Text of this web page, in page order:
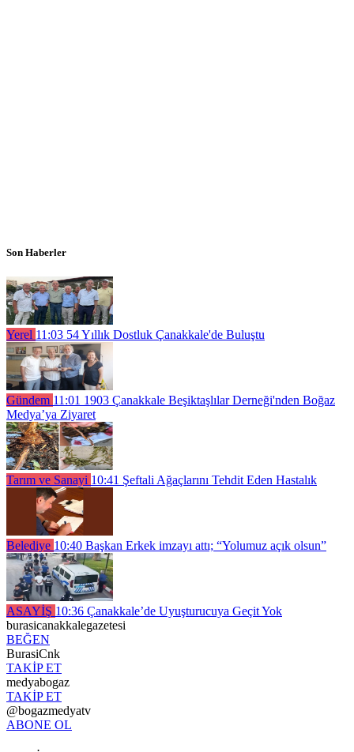
Son Haberler
Yerel 11:03 54 Yıllık Dostluk Çanakkale'de Buluştu
Gündem 11:01 1903 Çanakkale Beşiktaşlılar Derneği'nden Boğaz
Medya’ya Ziyaret
Tarım ve Sanayi 10:41 Şeftali Ağaçlarını Tehdit Eden Hastalık
Belediye 10:40 Başkan Erkek imzayı attı; “Yolumuz açık olsun”
ASAYİŞ 10:36 Çanakkale’de Uyuşturucuya Geçit Yok
burasicanakkalegazetesi
BEĞEN
BurasiCnk
TAKİP ET
medyabogaz
TAKİP ET
@bogazmedyatv
ABONE OL